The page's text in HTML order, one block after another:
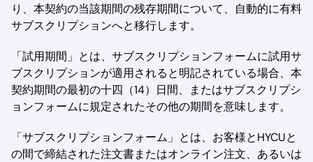
り、本契約の当該期間の残存期間について、自動的に有料
サブスクリプションへと移行します。
「試用期間」とは、サブスクリプションフォームに試用サ
ブスクリプションが適用されると明記されている場合、本
契約期間の最初の十四（14）日間、またはサブスクリプシ
ョンフォームに規定されたその他の期間を意味します。
「サブスクリプションフォーム」とは、お客様とHYCUと
の間で締結された注文書またはオンライン注文、あるいは